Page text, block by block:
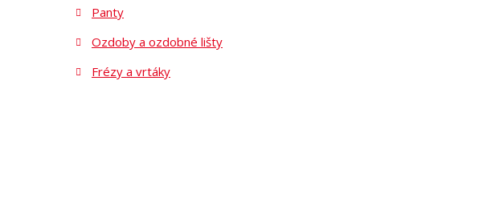
Panty
Ozdoby a ozdobné lišty
Frézy a vrtáky